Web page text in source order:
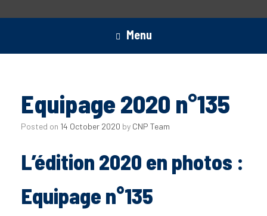
Menu
Equipage 2020 n°135
Posted on 14 October 2020 by CNP Team
L’édition 2020 en photos :
Equipage n°135